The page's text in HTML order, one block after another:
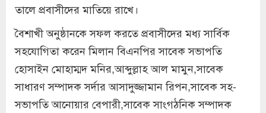
তালে প্রবাসীদের মাতিয়ে রাখে।
বৈশাখী অনুষ্ঠানকে সফল করতে প্রবাসীদের মধ্য সার্বিক
সহযোগিতা করেন মিলান বিএনপির সাবেক সভাপতি
হোসাইন মোহাম্মদ মনির,আব্দুল্লাহ আল মামুন,সাবেক
সাধারণ সম্পাদক সর্দার আসাদুজ্জামান রিপন,সাবেক সহ-
সভাপতি আনোয়ার বেপারী,সাবেক সাংগঠনিক সম্পাদক